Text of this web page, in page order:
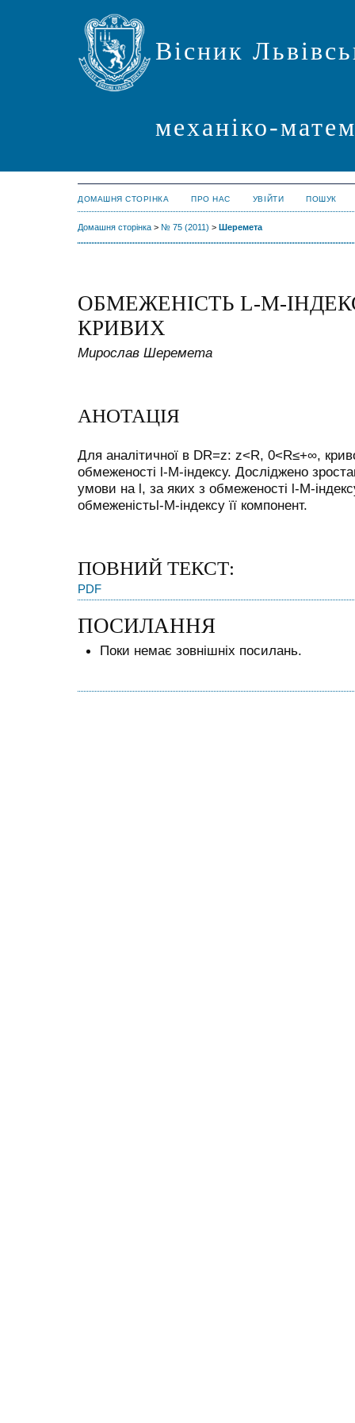
Вісник
механіко-
ДОМАШНЯ СТОРІНКА ПРО НАС УВІЙТИ ПОШУК
Домашня сторінка > № 75 (2011) > Шеремета
ОБМЕЖЕНІСТЬ L-M-
КРИВИХ
Мирослав Шеремета
АНОТАЦІЯ
Для аналітичної в DR=z: z<R, 0<R≤+∞,
обмеженості l-M-індексу. Досліджено
умови на l, за яких з обмеженості l-M-
обмеженістьl-M-індексу її компонент.
ПОВНИЙ ТЕКСТ:
PDF
ПОСИЛАННЯ
Поки немає зовнішніх посилань.